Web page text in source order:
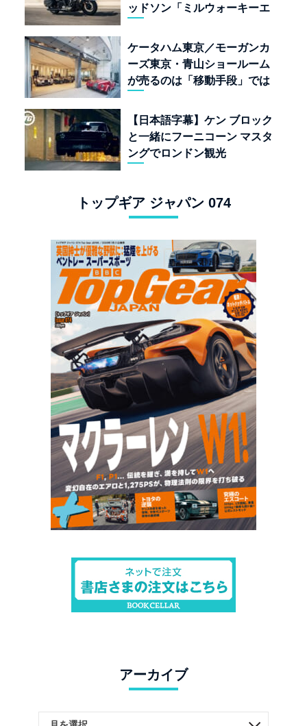
ッドソン「ミルウォーキーエ
ケータハム東京／モーガンカ
ーズ東京・青山ショールーム
が売るのは「移動手段」では
【日本語字幕】ケン ブロック
と一緒にフーニコーン マスタ
ングでロンドン観光
トップギア ジャパン 074
アーカイブ